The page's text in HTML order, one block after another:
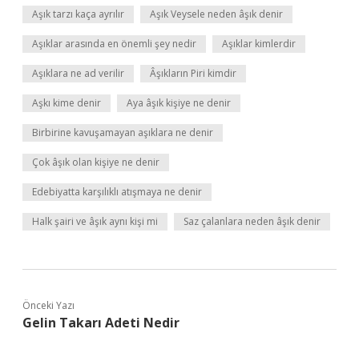
Aşık tarzı kaça ayrılır Aşık Veysele neden âşık denir
Aşıklar arasında en önemli şey nedir Aşıklar kimlerdir
Aşıklara ne ad verilir Âşıkların Piri kimdir
Aşkı kime denir Aya âşık kişiye ne denir
Birbirine kavuşamayan aşıklara ne denir
Çok âşık olan kişiye ne denir
Edebiyatta karşılıklı atışmaya ne denir
Halk şairi ve âşık aynı kişi mi Saz çalanlara neden âşık denir
Önceki Yazı
Gelin Takarı Adeti Nedir